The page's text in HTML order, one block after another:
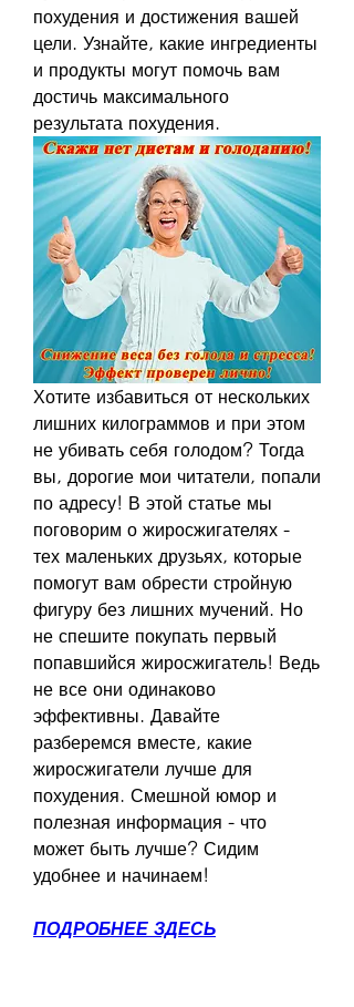
похудения и достижения вашей
цели. Узнайте, какие ингредиенты
и продукты могут помочь вам
достичь максимального
результата похудения.
Хотите избавиться от нескольких
лишних килограммов и при этом
не убивать себя голодом? Тогда
вы, дорогие мои читатели, попали
по адресу! В этой статье мы
поговорим о жиросжигателях -
тех маленьких друзьях, которые
помогут вам обрести стройную
фигуру без лишних мучений. Но
не спешите покупать первый
попавшийся жиросжигатель! Ведь
не все они одинаково
эффективны. Давайте
разберемся вместе, какие
жиросжигатели лучше для
похудения. Смешной юмор и
полезная информация - что
может быть лучше? Сидим
удобнее и начинаем!
ПОДРОБНЕЕ ЗДЕСЬ